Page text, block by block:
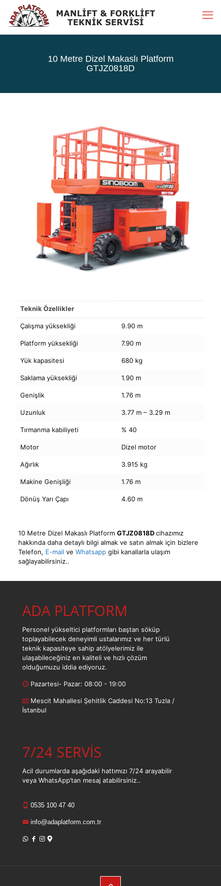
10 Metre Dizel Makaslı Platform
GTJZ0818D
Teknik Özellikler
Çalışma yüksekliği 9.90 m
Platform yüksekliği 7.90 m
Yük kapasitesi 680 kg
Saklama yüksekliği 1.90 m
Genişlik 1.76 m
Uzunluk 3.77 m – 3.29 m
Tırmanma kabiliyeti % 40
Motor Dizel motor
Ağırlık 3.915 kg
Makine Genişliği 1.76 m
Dönüş Yarı Çapı 4.60 m
10 Metre Dizel Makaslı Platform GTJZ0818Dcihazımız
hakkında daha detaylı bilgi almak ve satın almak için bizlere
Telefon, E-mail ve Whatsappgibi kanallarla ulaşım
sağlayabilirsiniz..
ADA PLATFORM
Personel yükseltici platformları baştan söküp
toplayabilecek deneyimli ustalarımız ve her türlü
teknik kapasiteye sahip atölyelerimiz ile
ulaşabileceğiniz en kaliteli ve hızlı çözüm
olduğumuzu iddia ediyoruz.
Pazartesi- Pazar: 08:00 - 19:00
Mescit Mahallesi Şehitlik Caddesi No:13 Tuzla /
İstanbul
7/24 SERVİS
Acil durumlarda aşağıdaki hattımızı 7/24 arayabilir
veya WhatsApp’tan mesaj atabilirsiniz..
0535 100 47 40
info@adaplatform.com.tr